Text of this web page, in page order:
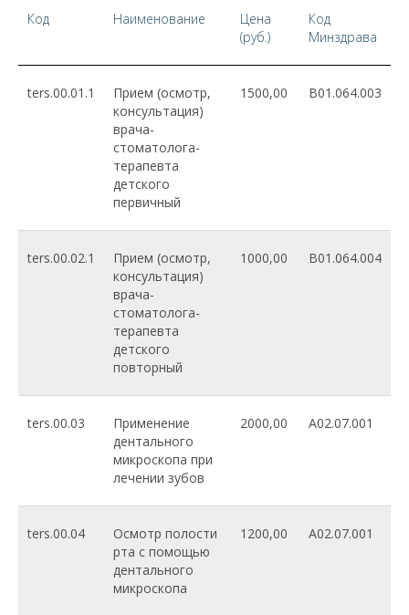
Код Наименование
Цена
(руб.)
Код
Минздрава
ters.00.01.1
Прием (осмотр,
консультация)
врача-
стоматолога-
терапевта
детского
первичный
1500,00 B01.064.003
ters.00.02.1
Прием (осмотр,
консультация)
врача-
стоматолога-
терапевта
детского
повторный
1000,00 B01.064.004
ters.00.03
Применение
дентального
микроскопа при
лечении зубов
2000,00 A02.07.001
ters.00.04
Осмотр полости
рта с помощью
дентального
микроскопа
1200,00 A02.07.001